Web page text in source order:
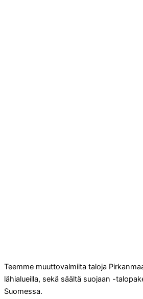
Teemme muuttovalmiita taloja
lähialueilla, sekä säältä suojaan -
Suomessa.